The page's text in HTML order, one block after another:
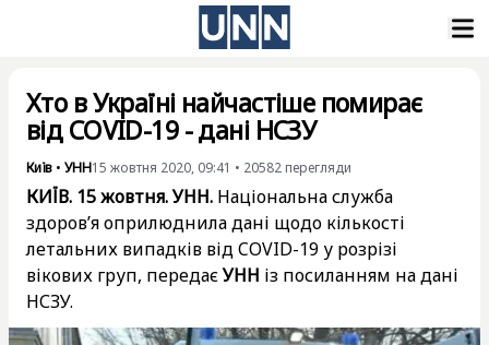
Хто в Україні найчастіше помирає
від COVID-19 - дані НСЗУ
Київ • УНН15 жовтня 2020, 09:41 • 20582 перегляди
КИЇВ. 15 жовтня. УНН. Національна служба
здоров’я оприлюднила дані щодо кількості
летальних випадків від COVID-19 у розрізі
вікових груп, передаєУНН із посиланням на дані
НСЗУ.